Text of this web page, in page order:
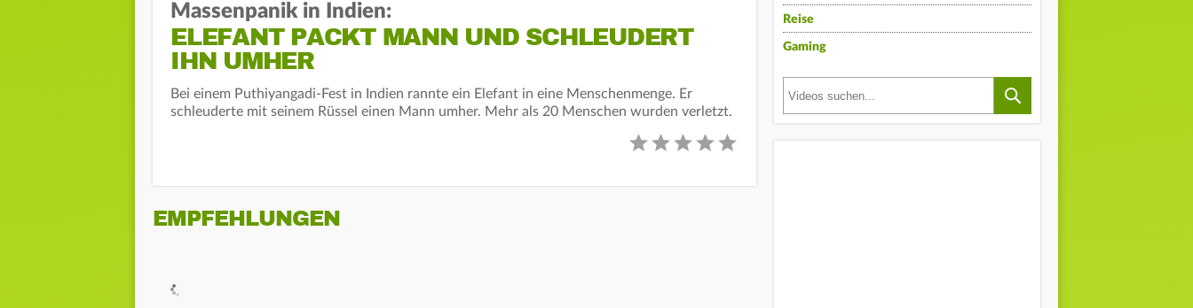
Massenpanik in Indien:
ELEFANT PACKT MANN UND SCHLEUDERT
IHN UMHER
Bei einem Puthiyangadi-Fest in Indien rannte ein Elefant in eine Menschenmenge. Er
schleuderte mit seinem Rüssel einen Mann umher. Mehr als 20 Menschen wurden verletzt.
EMPFEHLUNGEN
Reise
Gaming